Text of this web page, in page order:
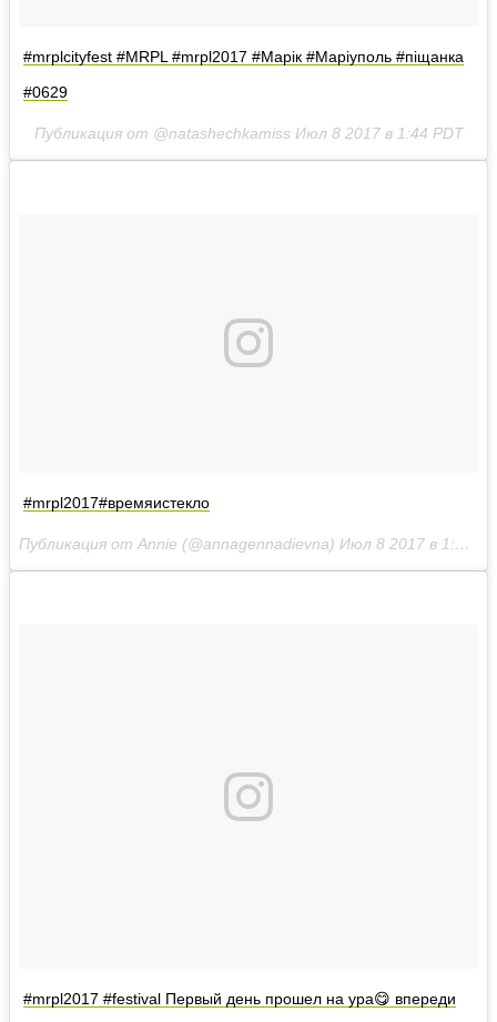
#mrplcityfest #MRPL #mrpl2017 #Марік #Маріуполь #піщанка
#0629
Публикация от @natashechkamiss Июл 8 2017 в 1:44 PDT
#mrpl2017#времяистекло
Публикация от Annie (@annagennadievna) Июл 8 2017 в 1:28 PDT
#mrpl2017 #festival Первый день прошел на ура😋 впереди